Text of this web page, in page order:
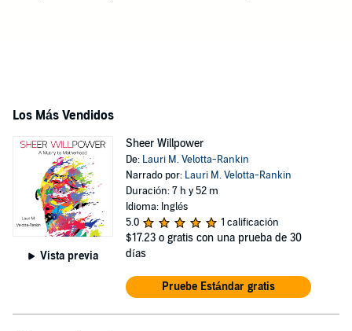
Los Más Vendidos
Vista previa
Sheer Willpower
De: Lauri M. Velotta-Rankin
Narrado por: Lauri M. Velotta-Rankin
Duración: 7 h y 52 m
Idioma: Inglés
5.0
1 calificación
$17.23 o gratis con una prueba de 30
días
Pruebe Estándar gratis